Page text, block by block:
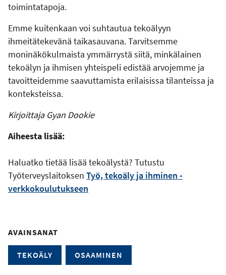
toimintatapoja.
Emme kuitenkaan voi suhtautua tekoälyyn
ihmeitätekevänä taikasauvana. Tarvitsemme
moninäkökulmaista ymmärrystä siitä, minkälainen
tekoälyn ja ihmisen yhteispeli edistää arvojemme ja
tavoitteidemme saavuttamista erilaisissa tilanteissa ja
konteksteissa.
Kirjoittaja Gyan Dookie
Aiheesta lisää:
Haluatko tietää lisää tekoälystä? Tutustu
Työterveyslaitoksen Työ, tekoäly ja ihminen -
verkkokoulutukseen
AVAINSANAT
TEKOÄLY OSAAMINEN